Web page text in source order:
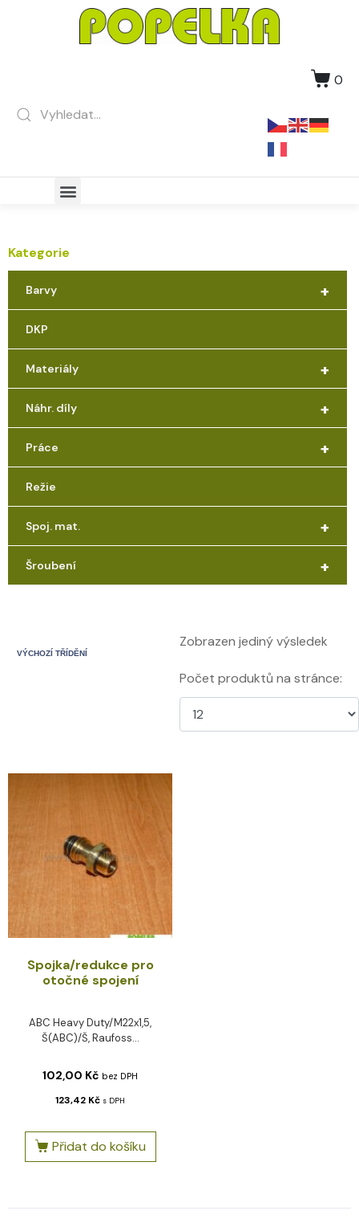
0
Kategorie
+
Barvy
DKP
+
Materiály
+
Náhr. díly
+
Práce
Režie
+
Spoj. mat.
+
Šroubení
Zobrazen jediný výsledek
Počet produktů na stránce:
Spojka/redukce pro
otočné spojení
ABC Heavy Duty/M22x1,5,
Š(ABC)/Š, Raufoss...
102,00 Kč bez DPH
123,42 Kč s DPH
Přidat do košíku